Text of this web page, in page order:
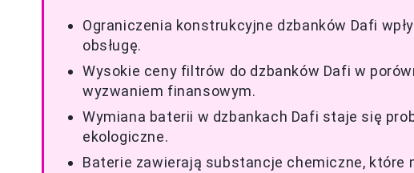
Ograniczenia konstrukcyjne dzbanków Dafi
obsługę.
Wysokie ceny filtrów do dzbanków Dafi w
wyzwaniem finansowym.
Wymiana baterii w dzbankach Dafi staje się
ekologiczne.
Baterie zawierają substancje chemiczne, które